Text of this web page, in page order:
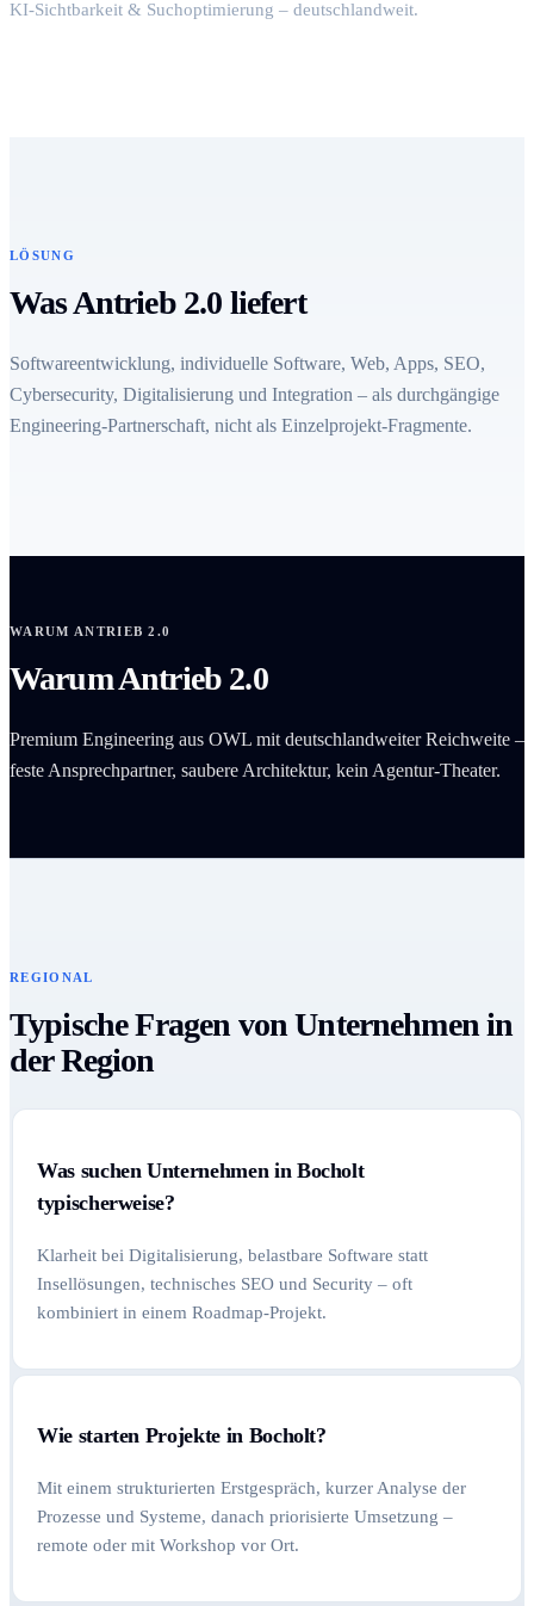
KI-Sichtbarkeit & Suchoptimierung – deutschlandweit.
LÖSUNG
Was Antrieb 2.0 liefert
Softwareentwicklung, individuelle Software, Web, Apps, SEO,
Cybersecurity, Digitalisierung und Integration – als durchgängige
Engineering-Partnerschaft, nicht als Einzelprojekt-Fragmente.
WARUM ANTRIEB 2.0
Warum Antrieb 2.0
Premium Engineering aus OWL mit deutschlandweiter Reichweite –
feste Ansprechpartner, saubere Architektur, kein Agentur-Theater.
REGIONAL
Typische Fragen von Unternehmen in
der Region
Was suchen Unternehmen in Bocholt
typischerweise?
Klarheit bei Digitalisierung, belastbare Software statt
Insellösungen, technisches SEO und Security – oft
kombiniert in einem Roadmap-Projekt.
Wie starten Projekte in Bocholt?
Mit einem strukturierten Erstgespräch, kurzer Analyse der
Prozesse und Systeme, danach priorisierte Umsetzung –
remote oder mit Workshop vor Ort.